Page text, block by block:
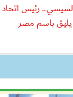
رئيس اتحاد
يليق باسم مصر